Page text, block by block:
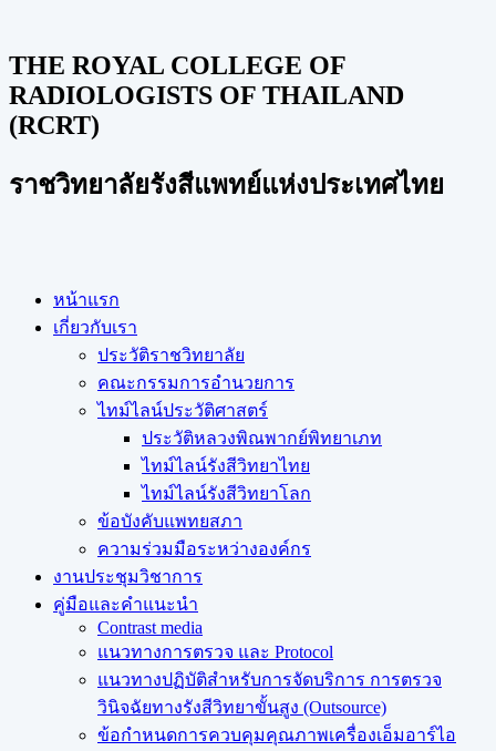
THE ROYAL COLLEGE OF
RADIOLOGISTS OF THAILAND
(RCRT)
ราชวิทยาลัยรังสีแพทย์แห่งประเทศไทย
หน้าแรก
เกี่ยวกับเรา
ประวัติราชวิทยาลัย
คณะกรรมการอำนวยการ
ไทม์ไลน์ประวัติศาสตร์
ประวัติหลวงพิณพากย์พิทยาเภท
ไทม์ไลน์รังสีวิทยาไทย
ไทม์ไลน์รังสีวิทยาโลก
ข้อบังคับแพทยสภา
ความร่วมมือระหว่างองค์กร
งานประชุมวิชาการ
คู่มือและคำแนะนำ
Contrast media
แนวทางการตรวจ และ Protocol
แนวทางปฏิบัติสำหรับการจัดบริการ การตรวจ
วินิจฉัยทางรังสีวิทยาขั้นสูง (Outsource)
ข้อกำหนดการควบคุมคุณภาพเครื่องเอ็มอาร์ไอ